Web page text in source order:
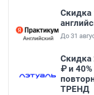
Скидка
До 31
Скидка
₽ и
ТРЕНД